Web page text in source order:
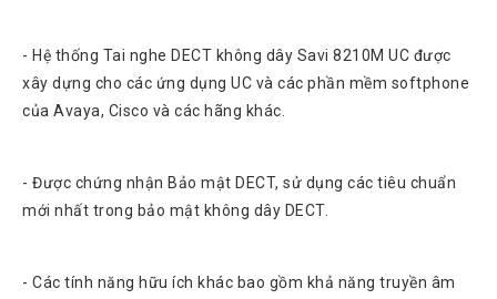
- Hệ thống Tai nghe DECT không dây Savi 8210M UC được
xây dựng cho các ứng dụng UC và các phần mềm softphone
của Avaya, Cisco và các hãng khác.
- Được chứng nhận Bảo mật DECT, sử dụng các tiêu chuẩn
mới nhất trong bảo mật không dây DECT.
- Các tính năng hữu ích khác bao gồm khả năng truyền âm